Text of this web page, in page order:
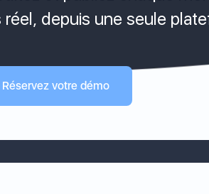
depuis une seule
Réservez votre démo